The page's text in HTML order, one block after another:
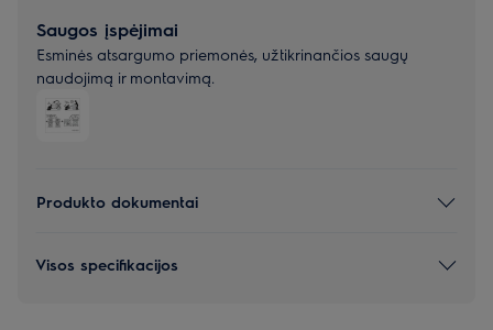
Saugos įspėjimai
Esminės atsargumo priemonės, užtikrinančios saugų
naudojimą ir montavimą.
Produkto dokumentai
Visos specifikacijos